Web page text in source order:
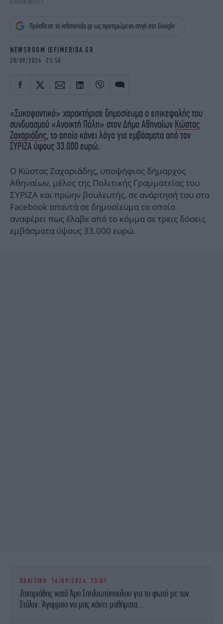
iBOOKS
OSCARS
NEWSLETTER
EUROKINISSI
Πρόσθεσε το iefimerida.gr ως προτιμώμενη πηγή στη Google
NEWSROOM IEFIMERIDA.GR
20/09/2024 23:50
«Συκοφαντικό» χαρακτήρισε δημοσίευμα ο επικεφαλής του
συνδυασμού «Ανοικτή Πόλη» στον Δήμο Αθηναίων Κώστας
Ζαχαριάδης, το οποίο κάνει λόγο για εμβάσματα από τον
ΣΥΡΙΖΑ ύψους 33.000 ευρώ.
Ο Κώστας Ζαχαριάδης, υποψήφιος δήμαρχος
Αθηναίων, μέλος της Πολιτικής Γραμματείας του
ΣΥΡΙΖΑ και πρώην βουλευτής, σε ανάρτησή του στο
Facebook απαντά σε δημοσίευμα το οποίο
αναφέρει πως έλαβε από το κόμμα σε τρεις δόσεις
εμβάσματα ύψους 33.000 ευρώ.
ΠΟΛΙΤΙΚΗ 16/09/2024 13:01
Ζαχαριάδης κατά Άρη Σπηλιωτόπουλου για τη φωτό με τον
Στάλιν: Άγαρμπο να μας κάνει μαθήματα...